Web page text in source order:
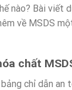
nào? Bài viết
về MSDS
chất
chỉ dẫn an